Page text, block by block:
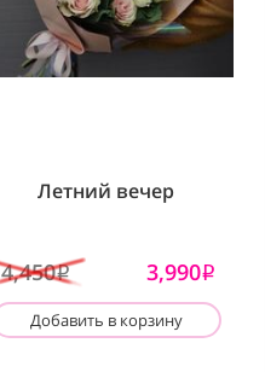
Летний вечер
4,450i 3,990i
Добавить в корзину